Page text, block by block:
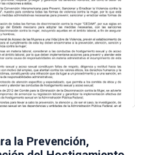
la Prevención,